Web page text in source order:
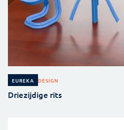
EUREKA DESIGN
Driezijdige rits